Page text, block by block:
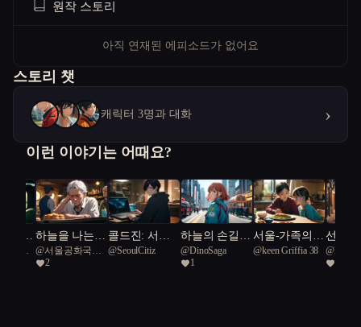
원작 스토리
아직 연재된 에피소드가 없어요
스토리 챗
캐릭터 3명과 대화 ›
이런 이야기는 어때요?
려준
국일
하늘을 나는
붕어빵
@서울공화국일
급시민
2
콜드진: 서울
프로토콜
@SeoulCitiz
하늘의 손길 :
응급닥터 UA
M
@DinoSaga
1
서울-가족의
건강을 지키는
@keen Griffia 38
선율
기계
조화
@